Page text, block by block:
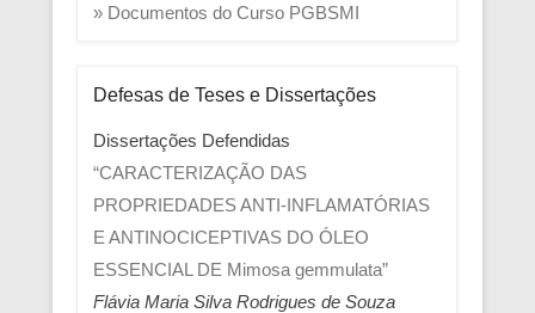
» Documentos do Curso PGBSMI
Defesas de Teses e Dissertações
Dissertações Defendidas
“CARACTERIZAÇÃO DAS
PROPRIEDADES ANTI-INFLAMATÓRIAS
E ANTINOCICEPTIVAS DO ÓLEO
ESSENCIAL DE Mimosa gemmulata”
Flávia Maria Silva Rodrigues de Souza